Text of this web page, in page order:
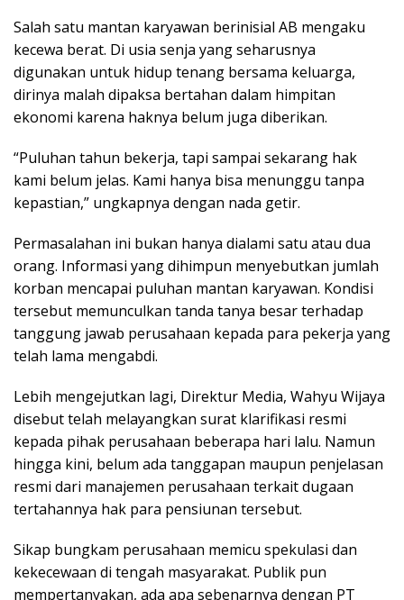
Salah satu mantan karyawan berinisial AB mengaku
kecewa berat. Di usia senja yang seharusnya
digunakan untuk hidup tenang bersama keluarga,
dirinya malah dipaksa bertahan dalam himpitan
ekonomi karena haknya belum juga diberikan.
“Puluhan tahun bekerja, tapi sampai sekarang hak
kami belum jelas. Kami hanya bisa menunggu tanpa
kepastian,” ungkapnya dengan nada getir.
Permasalahan ini bukan hanya dialami satu atau dua
orang. Informasi yang dihimpun menyebutkan jumlah
korban mencapai puluhan mantan karyawan. Kondisi
tersebut memunculkan tanda tanya besar terhadap
tanggung jawab perusahaan kepada para pekerja yang
telah lama mengabdi.
Lebih mengejutkan lagi, Direktur Media, Wahyu Wijaya
disebut telah melayangkan surat klarifikasi resmi
kepada pihak perusahaan beberapa hari lalu. Namun
hingga kini, belum ada tanggapan maupun penjelasan
resmi dari manajemen perusahaan terkait dugaan
tertahannya hak para pensiunan tersebut.
Sikap bungkam perusahaan memicu spekulasi dan
kekecewaan di tengah masyarakat. Publik pun
mempertanyakan, ada apa sebenarnya dengan PT